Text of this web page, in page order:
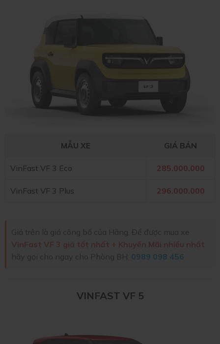
MẪU XE GIÁ BÁN
VinFast VF 3 Eco 285.000.000
VinFast VF 3 Plus 296.000.000
Giá trên là giá công bố của Hãng. Để được mua xe
VinFast VF 3 giá tốt nhất + Khuyến Mãi nhiều nhất
hãy gọi cho ngay cho Phòng BH: 0989 098 456
VINFAST VF 5